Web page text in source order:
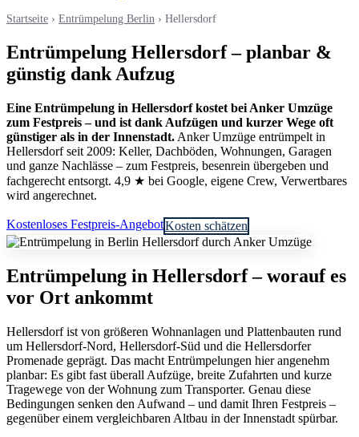
Startseite › Entrümpelung Berlin › Hellersdorf
Entrümpelung Hellersdorf – planbar &
günstig dank Aufzug
Eine Entrümpelung in Hellersdorf kostet bei Anker Umzüge
zum Festpreis – und ist dank Aufzügen und kurzer Wege oft
günstiger als in der Innenstadt. Anker Umzüge entrümpelt in
Hellersdorf seit 2009: Keller, Dachböden, Wohnungen, Garagen
und ganze Nachlässe – zum Festpreis, besenrein übergeben und
fachgerecht entsorgt. 4,9 ★ bei Google, eigene Crew, Verwertbares
wird angerechnet.
Kostenloses Festpreis-AngebotKosten schätzen
Entrümpelung in Hellersdorf – worauf es
vor Ort ankommt
Hellersdorf ist von größeren Wohnanlagen und Plattenbauten rund
um Hellersdorf-Nord, Hellersdorf-Süd und die Hellersdorfer
Promenade geprägt. Das macht Entrümpelungen hier angenehm
planbar: Es gibt fast überall Aufzüge, breite Zufahrten und kurze
Tragewege von der Wohnung zum Transporter. Genau diese
Bedingungen senken den Aufwand – und damit Ihren Festpreis –
gegenüber einem vergleichbaren Altbau in der Innenstadt spürbar.